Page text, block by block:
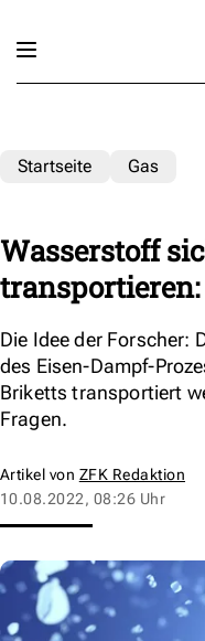
Startseite Gas
Wasserstoff
Die Idee der Forscher:
des Eisen-Dampf-
Briketts transportiert
Fragen.
Artikel von ZFK Redaktion
10.08.2022, 08:26 Uhr